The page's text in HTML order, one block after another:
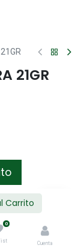
Carrito
0
Cuenta
21GR